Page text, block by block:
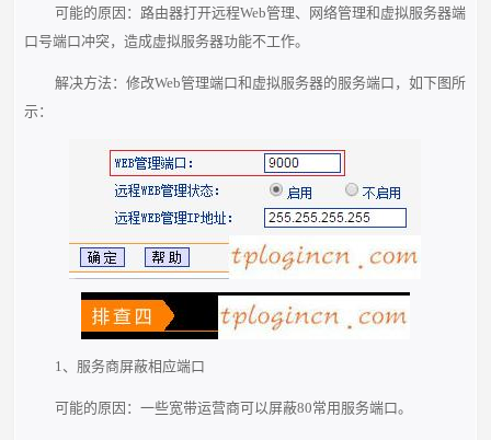
可能的原因：路由器打开远程Web管理、网络管理和虚拟服务器端
口号端口冲突，造成虚拟服务器功能不工作。
解决方法：修改Web管理端口和虚拟服务器的服务端口，如下图所
示：
1、服务商屏蔽相应端口
可能的原因：一些宽带运营商可以屏蔽80常用服务端口。